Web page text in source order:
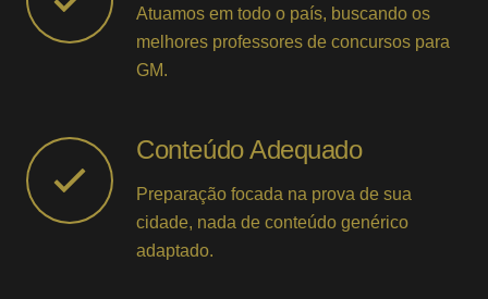
Atuamos em todo o país, buscando os
melhores professores de concursos para
GM.
Conteúdo Adequado
Preparação focada na prova de sua
cidade, nada de conteúdo genérico
adaptado.